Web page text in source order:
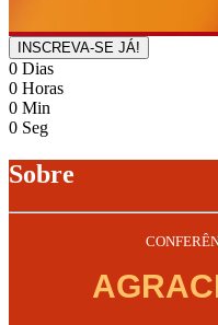
INSCREVA-SE JÁ!
0 Dias
0 Horas
0 Min
0 Seg
Sobre